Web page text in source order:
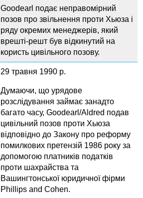
Goodearl подає неправомірний
позов про звільнення проти Хьюза і
ряду окремих менеджерів, який
врешті-решт був відкинутий на
користь цивільного позову.
29 травня 1990 р.
Думаючи, що урядове
розслідування займає занадто
багато часу, Goodearl/Aldred подав
цивільний позов проти Хьюза
відповідно до Закону про реформу
помилкових претензій 1986 року за
допомогою платників податків
проти шахрайства та
Вашингтонської юридичної фірми
Phillips and Cohen.